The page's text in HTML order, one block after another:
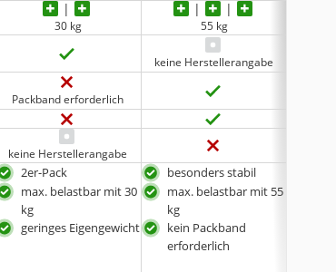
30 kg 55 kg
keine Herstellerangabe
Packband erforderlich
keine Herstellerangabe
2er-Pack
max. belastbar mit 30
kg
geringes Eigengewicht
besonders stabil
max. belastbar mit 55
kg
kein Packband
erforderlich